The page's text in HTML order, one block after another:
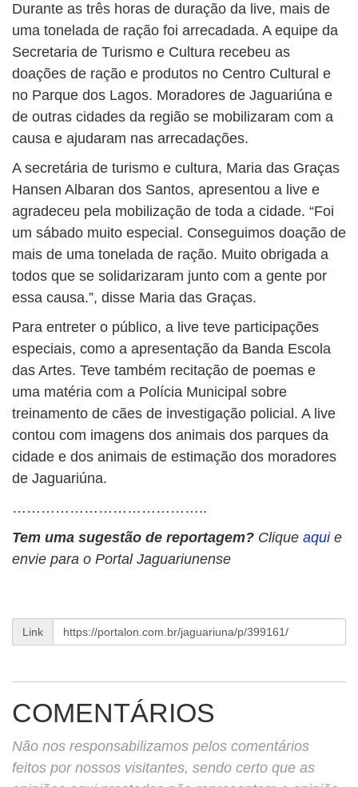
Durante as três horas de duração da live, mais de
uma tonelada de ração foi arrecadada. A equipe da
Secretaria de Turismo e Cultura recebeu as
doações de ração e produtos no Centro Cultural e
no Parque dos Lagos. Moradores de Jaguariúna e
de outras cidades da região se mobilizaram com a
causa e ajudaram nas arrecadações.
A secretária de turismo e cultura, Maria das Graças
Hansen Albaran dos Santos, apresentou a live e
agradeceu pela mobilização de toda a cidade. “Foi
um sábado muito especial. Conseguimos doação de
mais de uma tonelada de ração. Muito obrigada a
todos que se solidarizaram junto com a gente por
essa causa.”, disse Maria das Graças.
Para entreter o público, a live teve participações
especiais, como a apresentação da Banda Escola
das Artes. Teve também recitação de poemas e
uma matéria com a Polícia Municipal sobre
treinamento de cães de investigação policial. A live
contou com imagens dos animais dos parques da
cidade e dos animais de estimação dos moradores
de Jaguariúna.
…………………………………..
Tem uma sugestão de reportagem? Clique aqui e
envie para o Portal Jaguariunense
Link
COMENTÁRIOS
Não nos responsabilizamos pelos comentários
feitos por nossos visitantes, sendo certo que as